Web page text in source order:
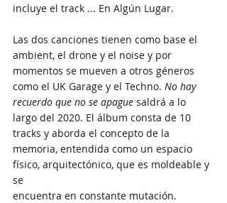
incluye el track ... En Algún Lugar.
Las dos canciones tienen como base el
ambient, el drone y el noise y por
momentos se mueven a otros géneros
como el UK Garage y el Techno. No hay
recuerdo que no se apague saldrá a lo
largo del 2020. El álbum consta de 10
tracks y aborda el concepto de la
memoria, entendida como un espacio
físico, arquitectónico, que es moldeable y
se
encuentra en constante mutación.